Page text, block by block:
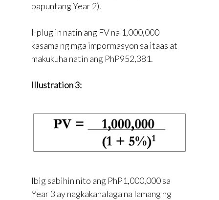
papuntang Year 2).
I-plug in natin ang FV na 1,000,000
kasama ng mga impormasyon sa itaas at
makukuha natin ang PhP952,381.
Illustration 3:
Ibig sabihin nito ang PhP1,000,000 sa
Year 3 ay nagkakahalaga na lamang ng